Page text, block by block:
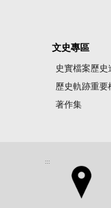
文史專區
史實檔案歷史
歷史軌跡重要
著作集
:::